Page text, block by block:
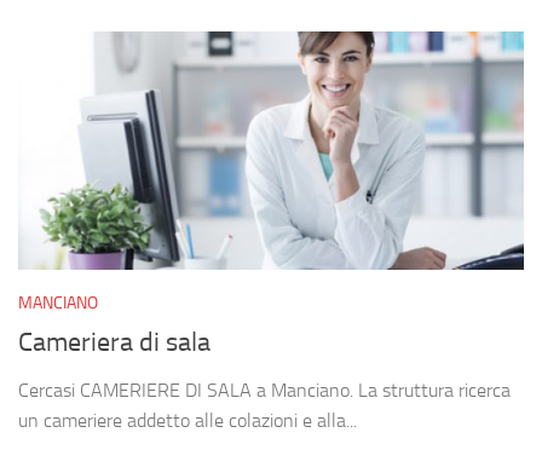
MANCIANO
Cameriera di sala
Cercasi CAMERIERE DI SALA a Manciano. La struttura ricerca
un cameriere addetto alle colazioni e alla...